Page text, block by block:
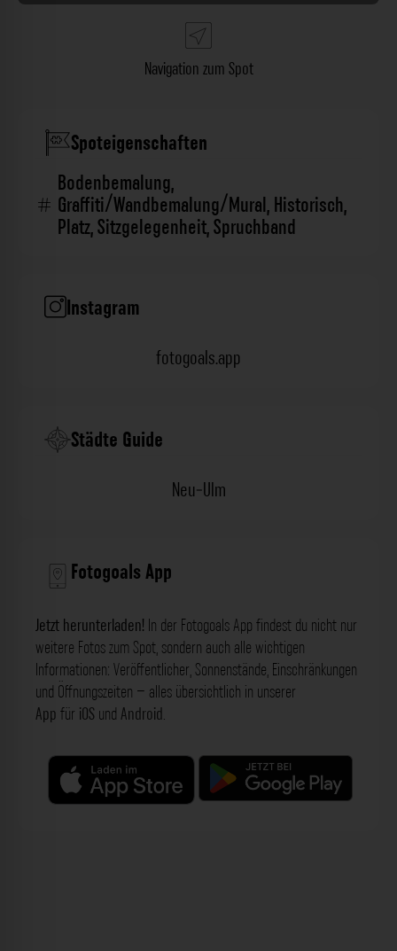
Navigation zum Spot
Spoteigenschaften
Bodenbemalung,
Graffiti/Wandbemalung/Mural,Historisch,
Platz,Sitzgelegenheit,Spruchband
Instagram
fotogoals.app
Städte Guide
Neu-Ulm
Fotogoals App
Jetzt herunterladen! In der Fotogoals App findest du nicht nur
weitere Fotos zum Spot, sondern auch alle wichtigen
Informationen: Veröffentlicher, Sonnenstände, Einschränkungen
und Öffnungszeiten – alles übersichtlich in unserer
App für iOS und Android.